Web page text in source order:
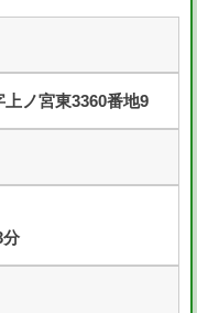
ノ宮東3360番地9
分